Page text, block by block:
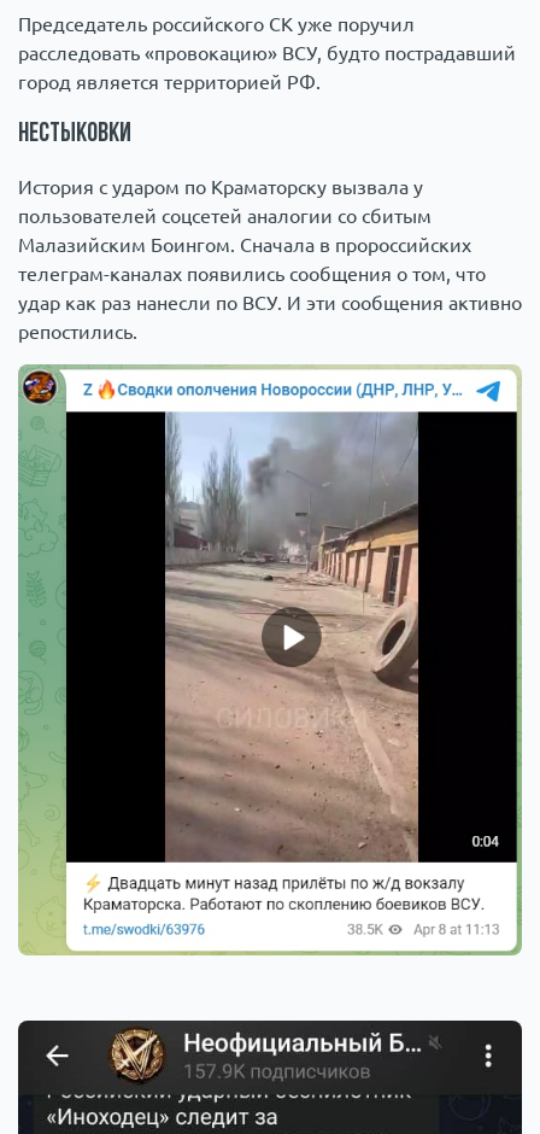
Председатель российского СК уже поручил
расследовать «провокацию» ВСУ, будто пострадавший
город является территорией РФ.
Нестыковки
История с ударом по Краматорску вызвала у
пользователей соцсетей аналогии со сбитым
Малазийским Боингом. Сначала в пророссийских
телеграм-каналах появились сообщения о том, что
удар как раз нанесли по ВСУ. И эти сообщения активно
репостились.